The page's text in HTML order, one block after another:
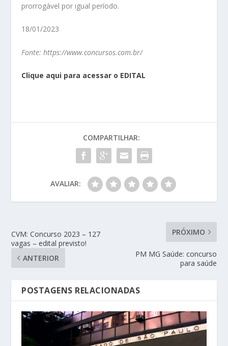
prorrogável por igual período.
18/01/2023
Fonte: https://www.concursos.com.br/
Clique aqui para acessar o EDITAL
COMPARTILHAR:
AVALIAR:
CVM: Concurso 2023 – 127
vagas – edital previsto!
ANTERIOR
PRÓXIMO
PM MG Saúde: concurso
para saúde
POSTAGENS RELACIONADAS